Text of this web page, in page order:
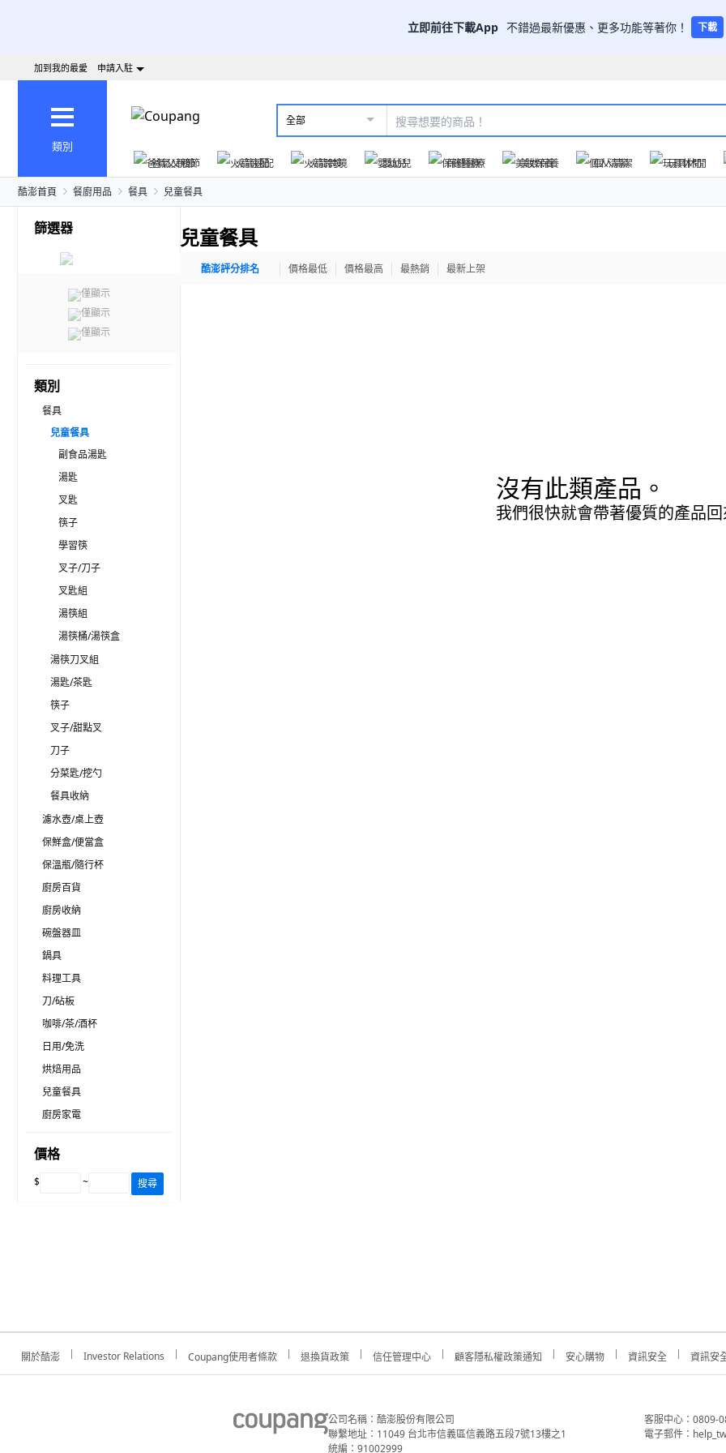
立即前往下載App 不錯過最新優惠、更多功能等著你！ 下載
加到我的最愛 申請入駐
類別
全部
爸氣父親節 火箭速配 火箭跨境 嬰幼兒 保健醫療 美妝保養 個人清潔 玩具休閒
酷澎首頁 餐廚用品 餐具 兒童餐具
篩選器
僅顯示
僅顯示
僅顯示
類別
餐具
兒童餐具
副食品湯匙
湯匙
叉匙
筷子
學習筷
叉子/刀子
叉匙組
湯筷組
湯筷桶/湯筷盒
湯筷刀叉組
湯匙/茶匙
筷子
叉子/甜點叉
刀子
分菜匙/挖勺
餐具收納
濾水壺/桌上壺
保鮮盒/便當盒
保溫瓶/隨行杯
廚房百貨
廚房收納
碗盤器皿
鍋具
料理工具
刀/砧板
咖啡/茶/酒杯
日用/免洗
烘焙用品
兒童餐具
廚房家電
價格
$ ~ 搜尋
兒童餐具
酷澎評分排名 價格最低 價格最高 最熱銷 最新上架
沒有此類產品。
我們很快就會帶著優質的產品
關於酷澎 Investor Relations Coupang使用者條款 退換貨政策 信任管理中心 顧客隱私權政策通知 安心購物 資訊安全 資訊安
公司名稱：酷澎股份有限公司
聯繫地址：11049 台北市信義區信義路五段7號13樓之1
統編：91002999
客服中心：0809-
電子郵件：